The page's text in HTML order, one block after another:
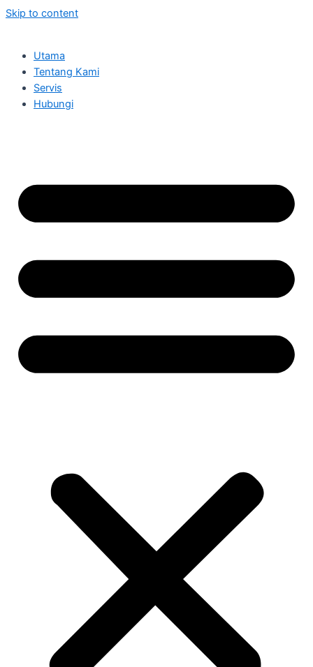
Skip to content
Utama
Tentang Kami
Servis
Hubungi